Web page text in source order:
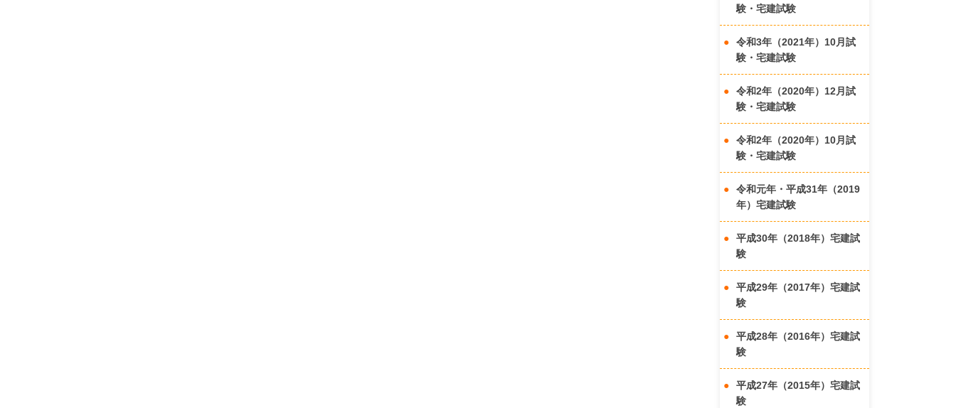
験・宅建試験
令和3年（2021年）10月試
験・宅建試験
令和2年（2020年）12月試
験・宅建試験
令和2年（2020年）10月試
験・宅建試験
令和元年・平成31年（2019
年）宅建試験
平成30年（2018年）宅建試
験
平成29年（2017年）宅建試
験
平成28年（2016年）宅建試
験
平成27年（2015年）宅建試
験